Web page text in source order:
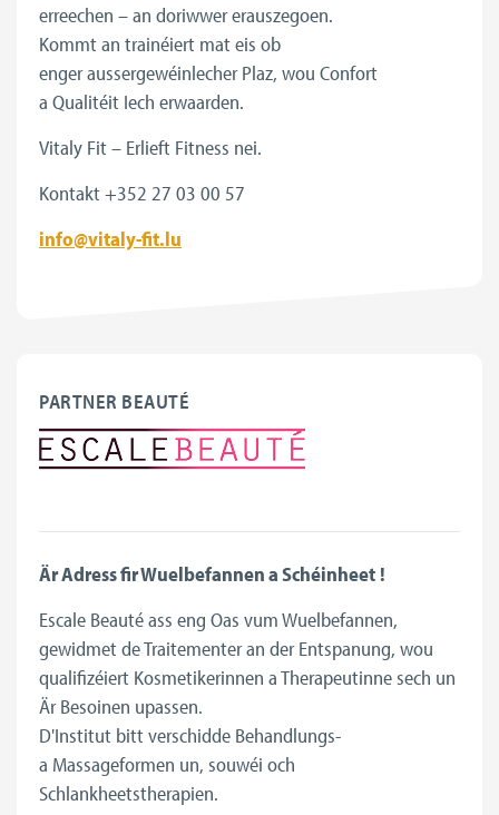
erreechen – an doriwwer erauszegoen.
Kommt an trainéiert mat eis ob
enger aussergewéinlecher Plaz, wou Confort
a Qualitéit Iech erwaarden.
Vitaly Fit – Erlieft Fitness nei.
Kontakt +352 27 03 00 57
info@vitaly-fit.lu
PARTNER BEAUTÉ
Är Adress fir Wuelbefannen a Schéinheet!
Escale Beauté ass eng Oas vum Wuelbefannen,
gewidmet de Traitementer an der Entspanung, wou
qualifizéiert Kosmetikerinnen a Therapeutinne sech un
Är Besoinen upassen.
D'Institut bitt verschidde Behandlungs-
a Massageformen un, souwéi och
Schlankheetstherapien.